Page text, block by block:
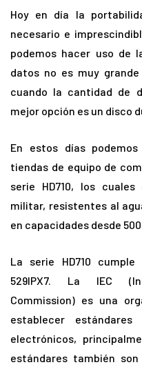
Hoy en día la
necesario e
podemos hacer uso de
datos no es muy
cuando la cantidad de
mejor opción es un disco
En estos días
tiendas de equipo de
serie HD710, los
militar, resistentes al
en capacidades desde
La serie HD710
529IPX7. La IEC
Commission) es una
establecer
electrónicos,
estándares también